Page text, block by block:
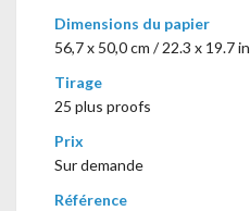
Dimensions du papier
56,7 x 50,0 cm / 22.3 x 19.7 in
Tirage
25 plus proofs
Prix
Sur demande
Référence